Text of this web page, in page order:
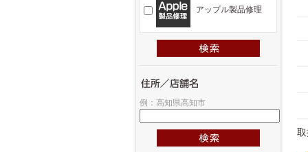
アップル製品修理
例：高知県高知市